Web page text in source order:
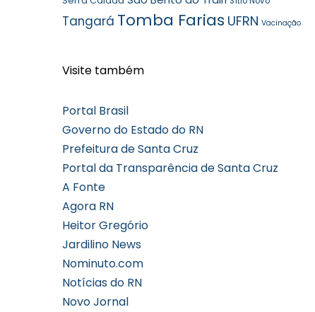
Tangará Tomba Farias UFRN Vacinação
Visite também
Portal Brasil
Governo do Estado do RN
Prefeitura de Santa Cruz
Portal da Transparência de Santa Cruz
A Fonte
Agora RN
Heitor Gregório
Jardilino News
Nominuto.com
Notícias do RN
Novo Jornal